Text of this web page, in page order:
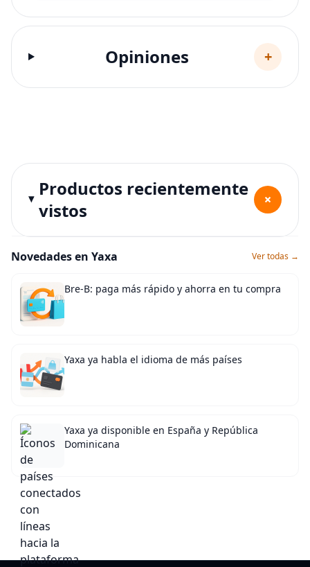
Opiniones +
Productos recientemente
vistos
+
Novedades en Yaxa Ver todas →
Bre-B: paga más rápido y ahorra en tu compra
Yaxa ya habla el idioma de más países
Yaxa ya disponible en España y República
Dominicana